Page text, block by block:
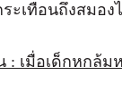
ะเทือนถึงสมอง
: เมื่อเด็กหกล้ม